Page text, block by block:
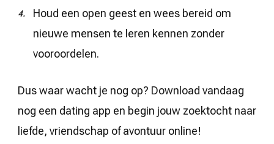
Houd een open geest en wees bereid om
nieuwe mensen te leren kennen zonder
vooroordelen.
Dus waar wacht je nog op? Download vandaag
nog een dating app en begin jouw zoektocht naar
liefde, vriendschap of avontuur online!